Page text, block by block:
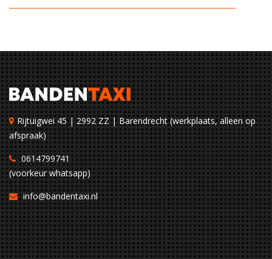
Rijtuigwei 45 | 2992 ZZ | Barendrecht (werkplaats, alleen op
afspraak)
0614799741
(voorkeur whatsapp)
info@bandentaxi.nl